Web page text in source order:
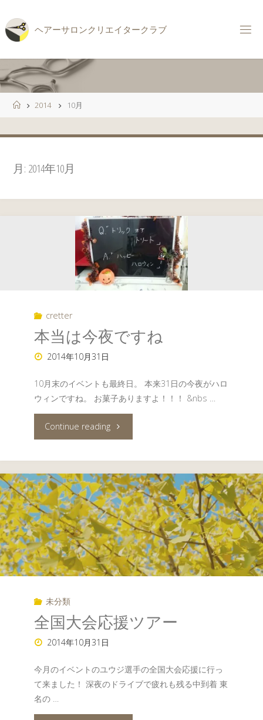
ン
テ
へ
ス
プ
ヘアーサロ ンク リ エイ タークラブ
ホ
ー
2014 10月
月: 2014年10月
cretter
本当は今夜ですね
2014年10月31日
10月末のイベントも最終日。 本来31日の今夜がハロ
ウィンですね。 お菓子ありますよ！！！ &nbs …
Continue reading"本
は
今
夜
で
す
未分類
全国大会応援ツアー
2014年10月31日
今月のイベントのユウジ選手の全国大会応援に行っ
て来ました！ 深夜のドライブで疲れも残る中到着 東
名の …